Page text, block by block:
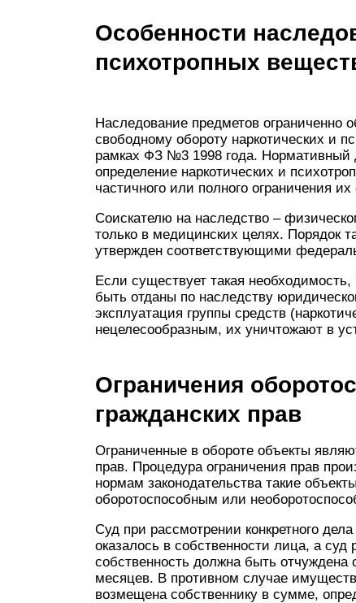
Особенности
психотропных
Наследование предметов ограниченно
свободному обороту наркотических и
рамках ФЗ №3 1998 года. Нормативный
определение наркотических и
частичного или полного ограничения их
Соискателю на наследство –
только в медицинских целях. Порядок
утвержден соответствующими
Если существует такая
быть отданы по наследству
эксплуатация группы средств
нецелесообразным, их уничтожают в
Ограничения
гражданских прав
Ограниченные в обороте объекты
прав. Процедура ограничения прав
нормам законодательства такие
оборотоспособным или
Суд при рассмотрении конкретного
оказалось в собственности лица, а
собственность должна быть отчуждена
месяцев. В противном случае
возмещена собственнику в сумме,